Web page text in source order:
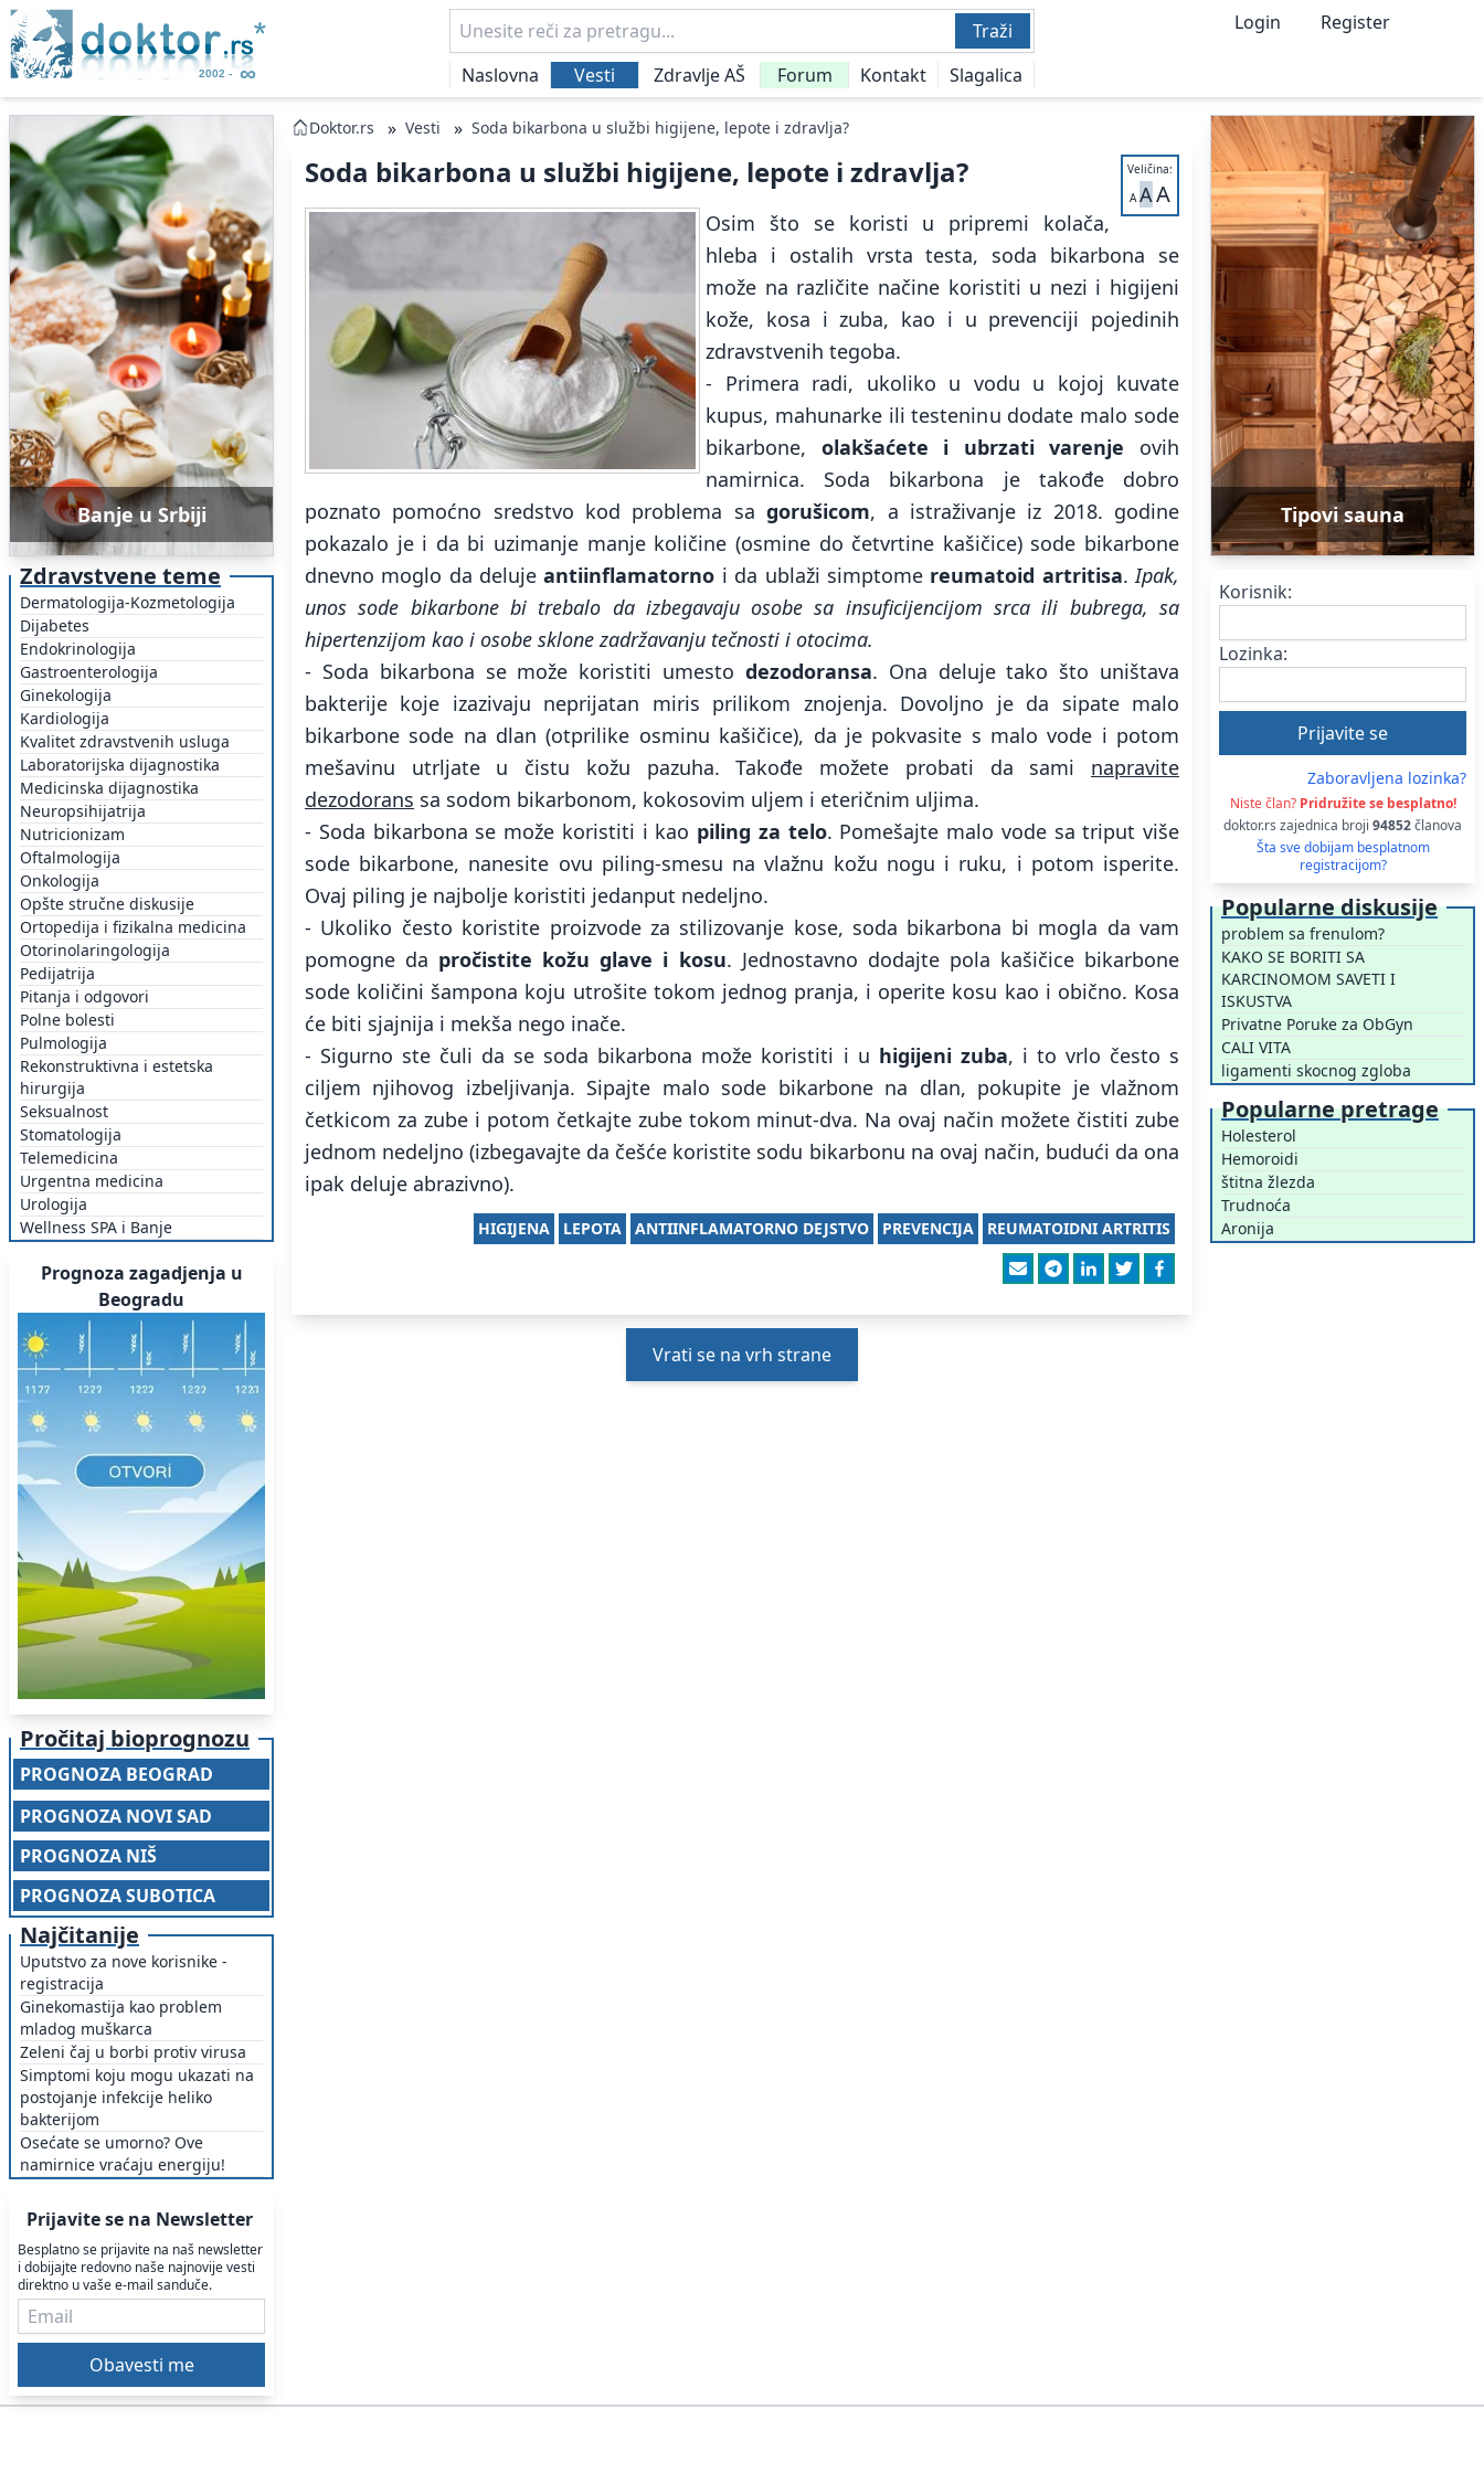
Traži
Naslovna
Vesti Zdravlje AŠ Forum Kontakt Slagalica
Login Register
Doktor.rs » Vesti » Soda bikarbona u službi higijene, lepote i zdravlja?
Veličina:
A AA
Soda bikarbona u službi higijene, lepote i zdravlja?
Osim što se koristi u pripremi kolača,
hleba i ostalih vrsta testa, soda bikarbona se
može na različite načine koristiti u nezi i higijeni
kože, kosa i zuba, kao i u prevenciji pojedinih
zdravstvenih tegoba.
- Primera radi, ukoliko u vodu u kojoj kuvate
kupus, mahunarke ili testeninu dodate malo sode
bikarbone, olakšaćete i ubrzati varenje ovih
namirnica. Soda bikarbona je takođe dobro
poznato pomoćno sredstvo kod problema sa gorušicom, a istraživanje iz 2018. godine
pokazalo je i da bi uzimanje manje količine (osmine do četvrtine kašičice) sode bikarbone
dnevno moglo da delujeantiinflamatorno i da ublaži simptome reumatoid artritisa.Ipak,
unos sode bikarbone bi trebalo da izbegavaju osobe sa insuficijencijom srca ili bubrega, sa
hipertenzijom kao i osobe sklone zadržavanju tečnosti i otocima.
- Soda bikarbona se može koristiti umesto dezodoransa. Ona deluje tako što uništava
bakterije koje izazivaju neprijatan miris prilikom znojenja. Dovoljno je da sipate malo
bikarbone sode na dlan (otprilike osminu kašičice), da je pokvasite s malo vode i potom
mešavinu utrljate u čistu kožu pazuha. Takođe možete probati da sami napravite
dezodorans sa sodom bikarbonom, kokosovim uljem i eteričnim uljima.
- Soda bikarbona se može koristiti i kao piling za telo. Pomešajte malo vode sa triput više
sode bikarbone, nanesite ovu piling-smesu na vlažnu kožu nogu i ruku, i potom isperite.
Ovaj piling je najbolje koristiti jedanput nedeljno.
- Ukoliko često koristite proizvode za stilizovanje kose, soda bikarbona bi mogla da vam
pomogne da pročistite kožu glave i kosu. Jednostavno dodajte pola kašičice bikarbone
sode količini šampona koju utrošite tokom jednog pranja, i operite kosu kao i obično. Kosa
će biti sjajnija i mekša nego inače.
- Sigurno ste čuli da se soda bikarbona može koristiti i u higijeni zuba, i to vrlo često s
ciljem njihovog izbeljivanja. Sipajte malo sode bikarbone na dlan, pokupite je vlažnom
četkicom za zube i potom četkajte zube tokom minut-dva. Na ovaj način možete čistiti zube
jednom nedeljno (izbegavajte da češće koristite sodu bikarbonu na ovaj način, budući da ona
ipak deluje abrazivno).
REUMATOIDNI ARTRITIS
PREVENCIJA
ANTIINFLAMATORNO DEJSTVO
LEPOTA
HIGIJENA
Vrati se na vrh strane
Banje u Srbiji
Zdravstvene teme
Dermatologija-Kozmetologija
Dijabetes
Endokrinologija
Gastroenterologija
Ginekologija
Kardiologija
Kvalitet zdravstvenih usluga
Laboratorijska dijagnostika
Medicinska dijagnostika
Neuropsihijatrija
Nutricionizam
Oftalmologija
Onkologija
Opšte stručne diskusije
Ortopedija i fizikalna medicina
Otorinolaringologija
Pedijatrija
Pitanja i odgovori
Polne bolesti
Pulmologija
Rekonstruktivna i estetska
hirurgija
Seksualnost
Stomatologija
Telemedicina
Urgentna medicina
Urologija
Wellness SPA i Banje
Prognoza zagadjenja u
Beogradu
Pročitaj bioprognozu
PROGNOZA BEOGRAD
PROGNOZA NOVI SAD
PROGNOZA NIŠ
PROGNOZA SUBOTICA
Najčitanije
Uputstvo za nove korisnike -
registracija
Ginekomastija kao problem
mladog muškarca
Zeleni čaj u borbi protiv virusa
Simptomi koju mogu ukazati na
postojanje infekcije heliko
bakterijom
Osećate se umorno? Ove
namirnice vraćaju energiju!
Prijavite se na Newsletter
Besplatno se prijavite na naš newsletter
i dobijajte redovno naše najnovije vesti
direktno u vaše e-mail sanduče.
Tipovi sauna
Korisnik:
Lozinka:
Zaboravljena lozinka?
Niste član? Pridružite se besplatno!
doktor.rs zajednica broji 94852članova
Šta sve dobijam besplatnom
registracijom?
Popularne diskusije
problem sa frenulom?
KAKO SE BORITI SA
KARCINOMOM SAVETI I
ISKUSTVA
Privatne Poruke za ObGyn
CALI VITA
ligamenti skocnog zgloba
Popularne pretrage
Holesterol
Hemoroidi
štitna žlezda
Trudnoća
Aronija